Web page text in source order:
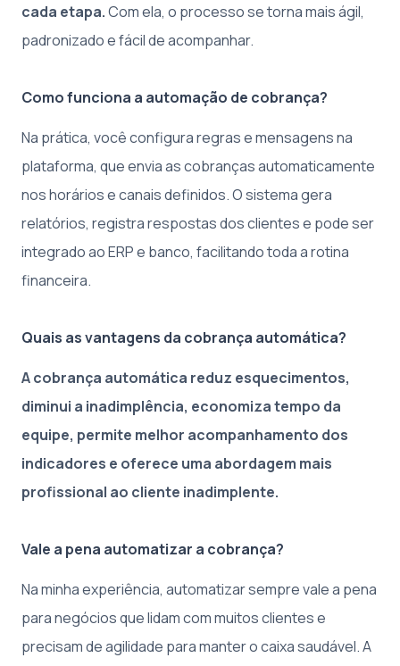
cada etapa.Com ela, o processo se torna mais ágil,
padronizado e fácil de acompanhar.
Como funciona a automação de cobrança?
Na prática, você configura regras e mensagens na
plataforma, que envia as cobranças automaticamente
nos horários e canais definidos. O sistema gera
relatórios, registra respostas dos clientes e pode ser
integrado ao ERP e banco, facilitando toda a rotina
financeira.
Quais as vantagens da cobrança automática?
A cobrança automática reduz esquecimentos,
diminui a inadimplência, economiza tempo da
equipe, permite melhor acompanhamento dos
indicadores e oferece uma abordagem mais
profissional ao cliente inadimplente.
Vale a pena automatizar a cobrança?
Na minha experiência, automatizar sempre vale a pena
para negócios que lidam com muitos clientes e
precisam de agilidade para manter o caixa saudável. A